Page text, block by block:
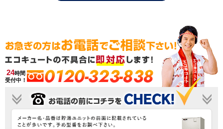
24時間
受付中！
0120-323-838